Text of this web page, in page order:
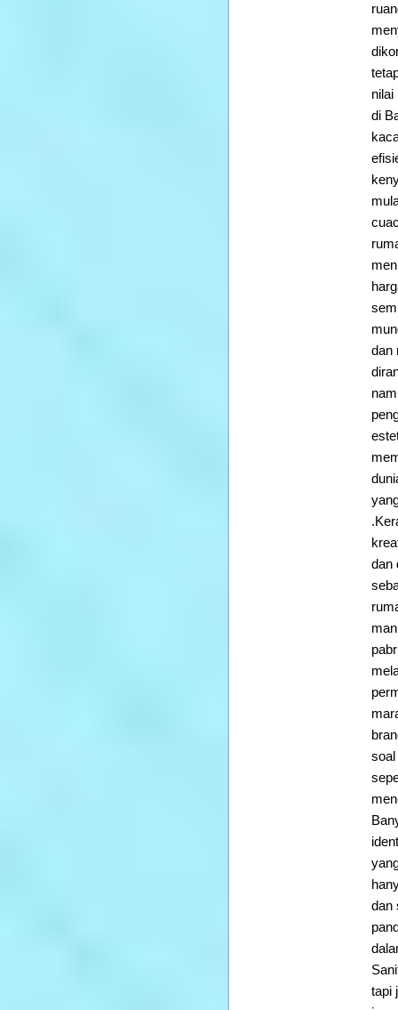
di
dan
dan
soal
dan
tapi